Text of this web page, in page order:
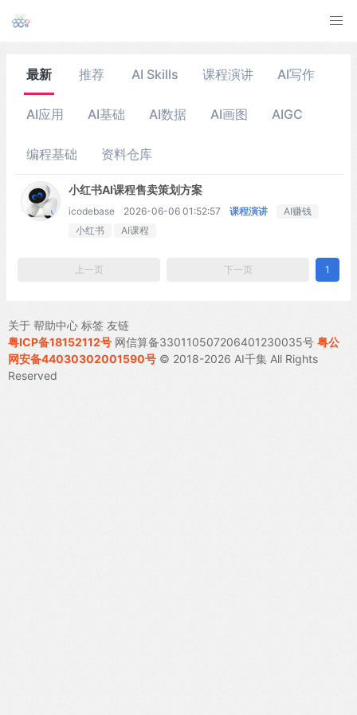
最新 推荐 AI Skills 课程演讲 AI写作
AI应用 AI基础 AI数据 AI画图 AIGC
编程基础 资料仓库
小红书AI课程售卖策划方案
icodebase 2026-06-06 01:52:57 课程演讲
AI赚钱
小红书
AI课程
上一页 下一页 1
关于 帮助中心 标签 友链
粤ICP备18152112号 网信算备330110507206401230035号 粤公
网安备44030302001590号 © 2018-2026 AI千集 All Rights
Reserved